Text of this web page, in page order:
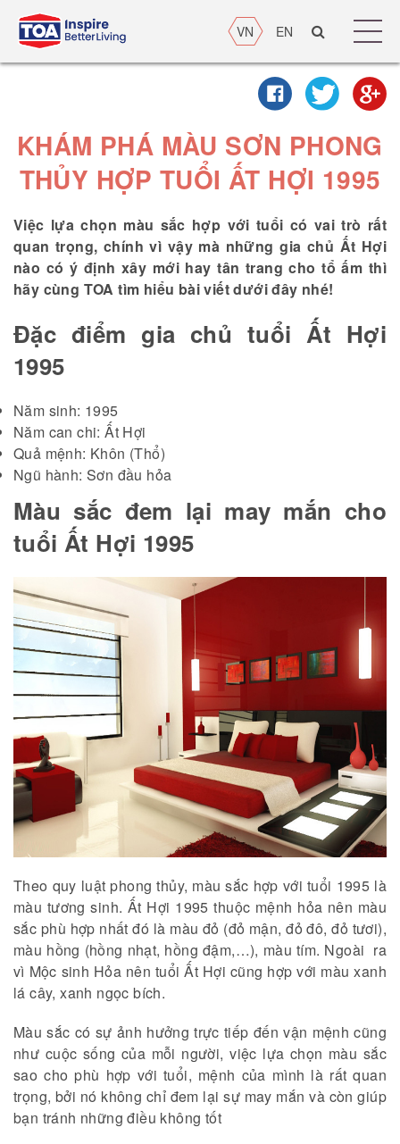
VN EN
KHÁM PHÁ MÀU SƠN PHONG
THỦY HỢP TUỔI ẤT HỢI 1995
Việc lựa chọn màu sắc hợp với tuổi có vai trò rất
quan trọng, chính vì vậy mà những gia chủ Ất Hợi
nào có ý định xây mới hay tân trang cho tổ ấm thì
hãy cùng TOA tìm hiểu bài viết dưới đây nhé!
Đặc điểm gia chủ tuổi Ất Hợi
1995
Năm sinh: 1995
Năm can chi: Ất Hợi
Quả mệnh: Khôn (Thổ)
Ngũ hành: Sơn đầu hỏa
Màu sắc đem lại may mắn cho
tuổi Ất Hợi 1995
Theo quy luật phong thủy, màu sắc hợp với tuổi 1995 là
màu tương sinh. Ất Hợi 1995 thuộc mệnh hỏa nên màu
sắc phù hợp nhất đó là màu đỏ (đỏ mận, đỏ đô, đỏ tươi),
màu hồng (hồng nhạt, hồng đậm,…), màu tím. Ngoài ra
vì Mộc sinh Hỏa nên tuổi Ất Hợi cũng hợp với màu xanh
lá cây, xanh ngọc bích.
Màu sắc có sự ảnh hưởng trực tiếp đến vận mệnh cũng
như cuộc sống của mỗi người, việc lựa chọn màu sắc
sao cho phù hợp với tuổi, mệnh của mình là rất quan
trọng, bởi nó không chỉ đem lại sự may mắn và còn giúp
bạn tránh những điều không tốt